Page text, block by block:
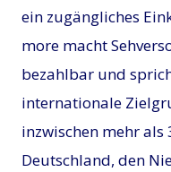
ein zugängliches
more macht
bezahlbar und
internationale
inzwischen mehr als
Deutschland, den